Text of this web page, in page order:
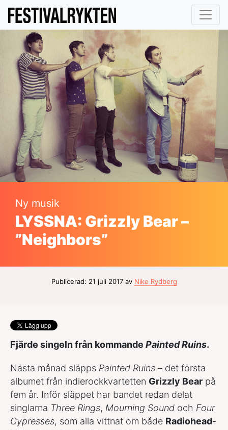
Ny musik
LYSSNA: Grizzly Bear –
”Neighbors”
Publicerad: 21 juli 2017 av Nike Rydberg
Fjärde singeln från kommande Painted Ruins.
Nästa månad släpps Painted Ruins – det första
albumet från indierockkvartetten Grizzly Bear på
fem år. Inför släppet har bandet redan delat
singlarna Three Rings, Mourning Sound och Four
Cypresses, som alla vittnat om både Radiohead-